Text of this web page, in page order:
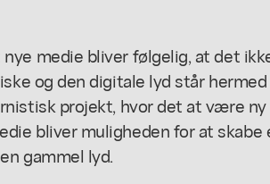
medie bliver følgelig, at det
og den digitale lyd står
projekt, hvor det at være ny
bliver muligheden for at skabe
gammel lyd.